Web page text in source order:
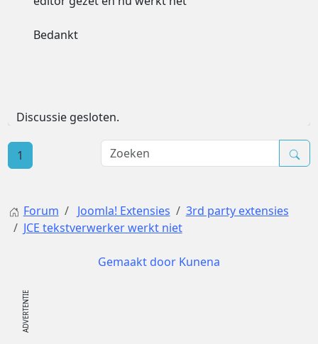
Bedankt
Discussie gesloten.
1
Forum Joomla! Extensies
3rd party extensies
JCE tekstverwerker werkt niet
Gemaakt door Kunena